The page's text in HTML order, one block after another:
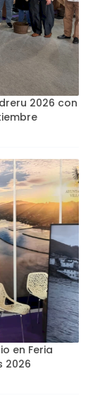
2026 con
en Feria
2026